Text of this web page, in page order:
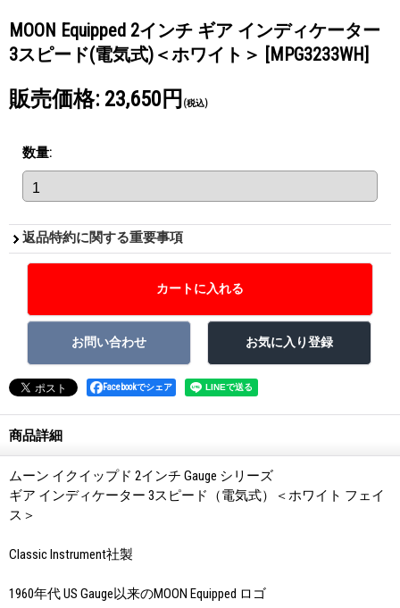
MOON Equipped 2インチ ギア インディケーター
3スピード(電気式)＜ホワイト＞ [MPG3233WH]
販売価格: 23,650円 (税込)
数量:
返品特約に関する重要事項
Facebookでシェア
商品詳細
ムーン イクイップド 2インチ Gauge シリーズ
ギア インディケーター 3スピード（電気式）＜ホワイト フェイ
ス＞
Classic Instrument社製
1960年代 US Gauge以来のMOON Equipped ロゴ